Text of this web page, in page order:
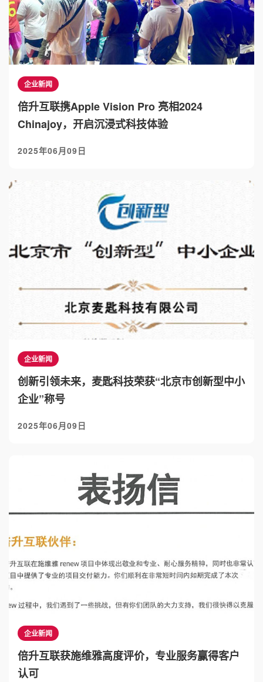
企业新闻
倍升互联携Apple Vision Pro 亮相2024
Chinajoy，开启沉浸式科技体验
2025年06月09日
企业新闻
创新引领未来，麦匙科技荣获“北京市创新型中小
企业”称号
2025年06月09日
企业新闻
倍升互联获施维雅高度评价，专业服务赢得客户
认可